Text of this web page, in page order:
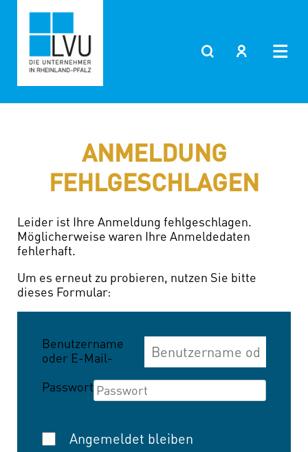
springen
ANMELDUNG
FEHLGESCHLAGEN
Leider ist Ihre Anmeldung fehlgeschlagen.
Möglicherweise waren Ihre Anmeldedaten
fehlerhaft.
Um es erneut zu probieren, nutzen Sie bitte
dieses Formular:
Benutzername
oder E-Mail-
Passwort
Angemeldet bleiben